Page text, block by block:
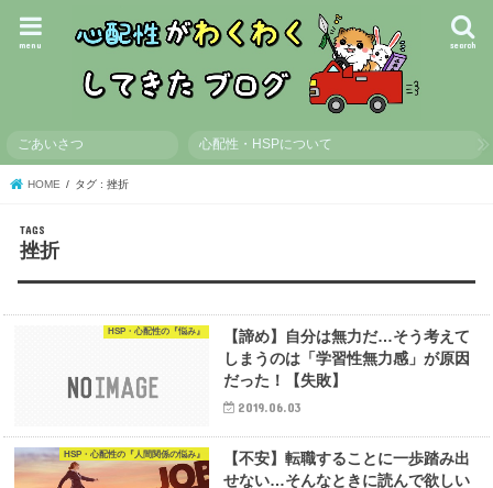
search
menu
ごあいさつ 心配性・HSPについて
HOME タグ : 挫折
挫折
HSP・心配性の『悩み』
【諦め】自分は無力だ…そう考えて
しまうのは「学習性無力感」が原因
だった！【失敗】
2019.06.03
HSP・心配性の『人間関係の悩み』
【不安】転職することに一歩踏み出
せない…そんなときに読んで欲しい